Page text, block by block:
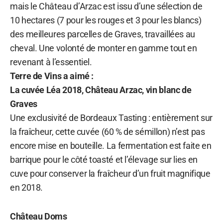
mais le Château d’Arzac est issu d’une sélection de
10 hectares (7 pour les rouges et 3 pour les blancs)
des meilleures parcelles de Graves, travaillées au
cheval. Une volonté de monter en gamme tout en
revenant à l’essentiel.
Terre de Vins a aimé :
La cuvée Léa 2018, Château Arzac, vin blanc de
Graves
Une exclusivité de Bordeaux Tasting : entièrement sur
la fraîcheur, cette cuvée (60 % de sémillon) n’est pas
encore mise en bouteille. La fermentation est faite en
barrique pour le côté toasté et l’élevage sur lies en
cuve pour conserver la fraîcheur d’un fruit magnifique
en 2018.
Château Doms